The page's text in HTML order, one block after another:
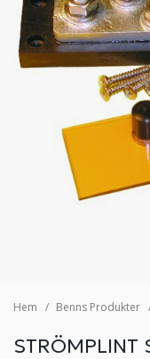
Hem Benns Produkter
STRÖMPLINT